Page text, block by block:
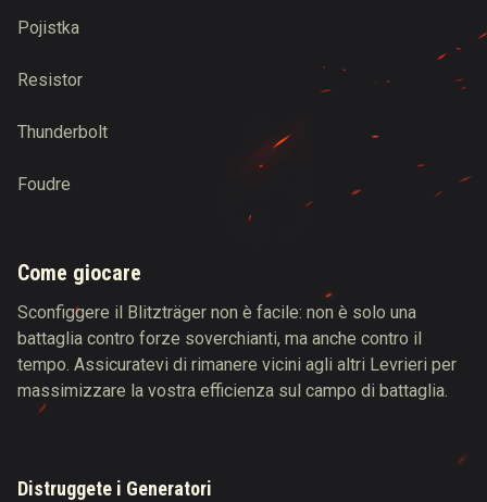
Pojistka
Resistor
Thunderbolt
Foudre
Come giocare
Sconfiggere il Blitzträger non è facile: non è solo una
battaglia contro forze soverchianti, ma anche contro il
tempo. Assicuratevi di rimanere vicini agli altri Levrieri per
massimizzare la vostra efficienza sul campo di battaglia.
Distruggete i Generatori